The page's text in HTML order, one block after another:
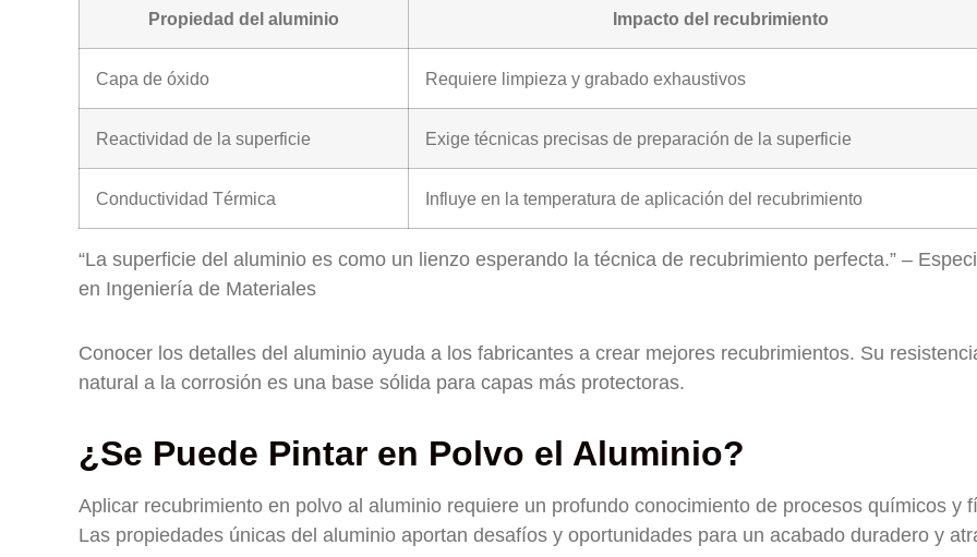
Propiedad del aluminio Impacto del recubrimiento
Capa de óxido Requiere limpieza y grabado exhaustivos
Reactividad de la superficie Exige técnicas precisas de preparación de la superficie
Conductividad Térmica Influye en la temperatura de aplicación del recubrimiento
“La superficie del aluminio es como un lienzo esperando la técnica de recubrimiento perfecta.” –
en Ingeniería de Materiales
Conocer los detalles del aluminio ayuda a los fabricantes a crear mejores recubrimientos. Su
natural a la corrosión es una base sólida para capas más protectoras.
¿Se Puede Pintar en Polvo el Aluminio?
Aplicar recubrimiento en polvo al aluminio requiere un profundo conocimiento de procesos químicos y
Las propiedades únicas del aluminio aportan desafíos y oportunidades para un acabado duradero y